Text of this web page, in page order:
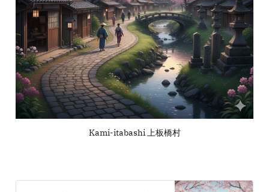
Kami-itabashi 上板橋村